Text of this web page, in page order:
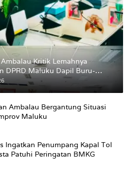
Kritik Lemahnya
DPRD Maluku Dapil Buru-
Proses Perubahan Status
Ambalau Bergantung Situasi
Maluku
Ingatkan Penumpang Kapal Tol
Patuhi Peringatan BMKG